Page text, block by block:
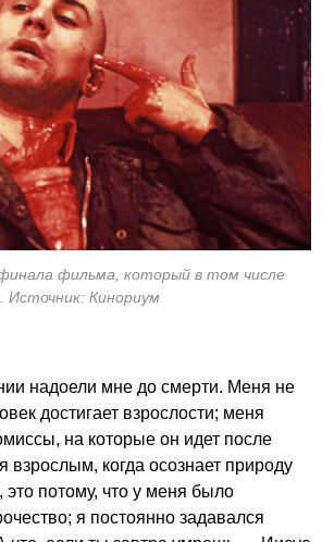
фильма, который в том числе
Кинориум
надоели мне до смерти. Меня не
достигает взрослости; меня
на которые он идет после
взрослым, когда осознает природу
потому, что у меня было
я постоянно задавался